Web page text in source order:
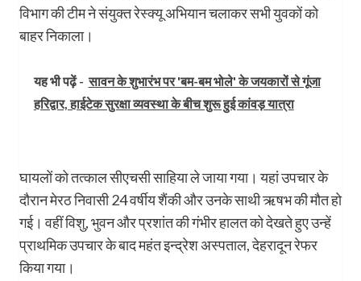
विभाग की टीम ने संयुक्त रेस्क्यू अभियान चलाकर सभी युवकों को
बाहर निकाला।
यह भी पढ़ें - सावन के शुभारंभ पर 'बम-बम भोले' के जयकारों से गूंजा
हरिद्वार, हाईटेक सुरक्षा व्यवस्था के बीच शुरू हुई कांवड़ यात्रा
घायलों को तत्काल सीएचसी साहिया ले जाया गया। यहां उपचार के
दौरान मेरठ निवासी 24 वर्षीय शैंकी और उनके साथी ऋषभ की मौत हो
गई। वहीं विशु, भुवन और प्रशांत की गंभीर हालत को देखते हुए उन्हें
प्राथमिक उपचार के बाद महंत इन्द्रेश अस्पताल, देहरादून रेफर
किया गया।